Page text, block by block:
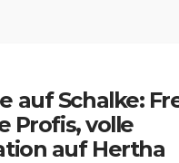
auf Schalke:
Profis, volle
auf Hertha